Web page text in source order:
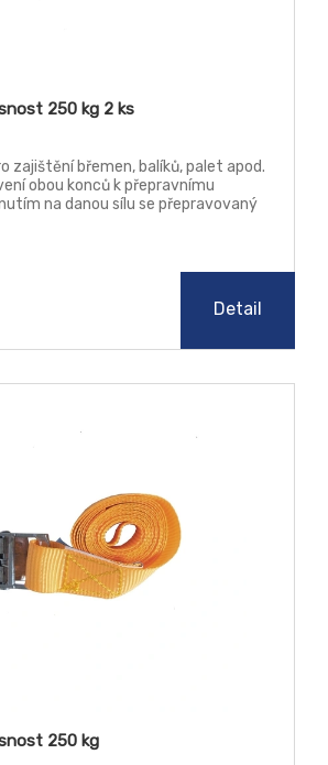
250 kg 2 ks
zajištění břemen, balíků, palet apod.
obou konců k přepravnímu
na danou sílu se přepravovaný
Detail
250 kg